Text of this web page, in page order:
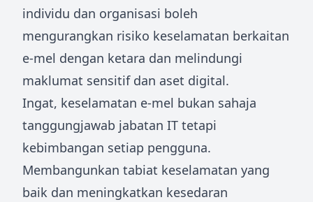
individu dan organisasi boleh
mengurangkan risiko keselamatan berkaitan
e-mel dengan ketara dan melindungi
maklumat sensitif dan aset digital.
Ingat, keselamatan e-mel bukan sahaja
tanggungjawab jabatan IT tetapi
kebimbangan setiap pengguna.
Membangunkan tabiat keselamatan yang
baik dan meningkatkan kesedaran